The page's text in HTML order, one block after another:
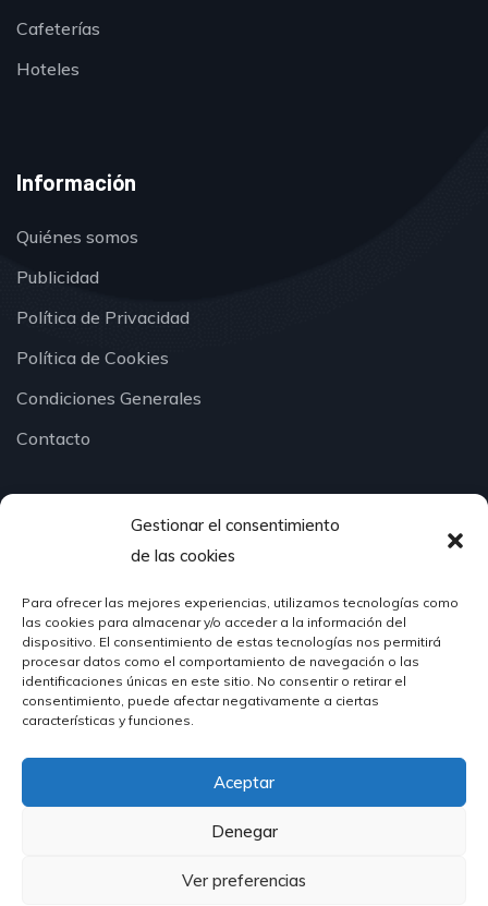
Gestionar el consentimiento
de las cookies
Para ofrecer las mejores experiencias, utilizamos tecnologías como
las cookies para almacenar y/o acceder a la información del
dispositivo. El consentimiento de estas tecnologías nos permitirá
procesar datos como el comportamiento de navegación o las
identificaciones únicas en este sitio. No consentir o retirar el
consentimiento, puede afectar negativamente a ciertas
características y funciones.
Aceptar
Denegar
Ver preferencias
Cafeterías
Hoteles
Información
Quiénes somos
Publicidad
Política de Privacidad
Política de Cookies
Condiciones Generales
Contacto
¿Hablamos?
624 51 12 10
info@hosteleriasantander.com
© 2026 Hostelería Santander | Powered byDIGIDISA